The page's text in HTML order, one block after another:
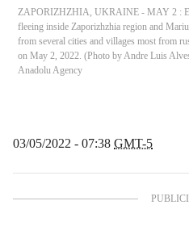
ZAPORIZHZHIA, UKRAINE - MAY 2 :
fleeing inside Zaporizhzhia region and
from several cities and villages most from
on May 2, 2022. (Photo by Andre Luis
Anadolu Agency
03/05/2022 - 07:38 GMT-5